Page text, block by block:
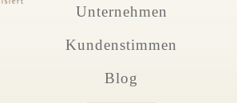
Unternehmen
Kundenstimmen
Blog